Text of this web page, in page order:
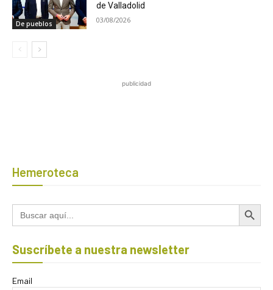
De pueblos
de Valladolid
03/08/2026
publicidad
Hemeroteca
Buscar: Botón de
Suscríbete a nuestra newsletter
Email